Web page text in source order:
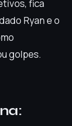
fica
Ryan e o
golpes.